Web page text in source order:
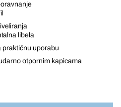
libela
praktičnu uporabu
otpornim kapicama